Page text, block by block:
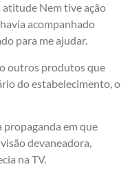
atitude Nem tive ação
acompanhado
para me ajudar.
outros produtos que
do estabelecimento, o
propaganda em que
devaneadora,
na TV.